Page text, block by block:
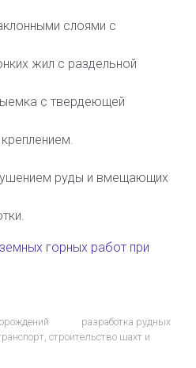
слоями с
жил с раздельной
с твердеющей
руды и вмещающих
горных работ при
разработка рудных
, строительство шахт и